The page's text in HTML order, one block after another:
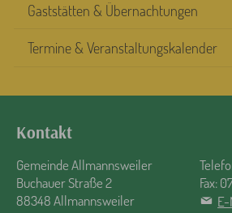
Gaststätten & Übernachtungen
Termine & Veranstaltungskalender
Kontakt
Gemeinde Allmannsweiler
Buchauer Straße 2
Fax:
88348 Allmannsweiler